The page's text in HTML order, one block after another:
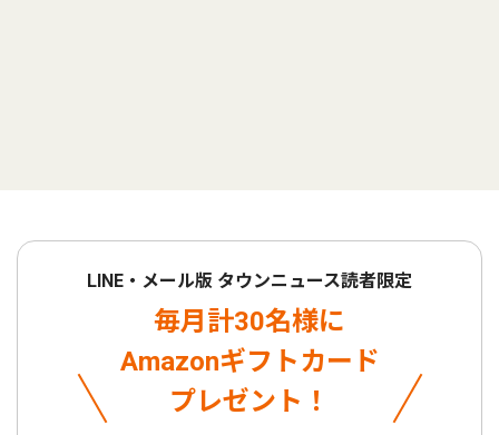
LINE・メール版 タウンニュース読者限定
毎月計30名様に
Amazonギフトカード
プレゼント！